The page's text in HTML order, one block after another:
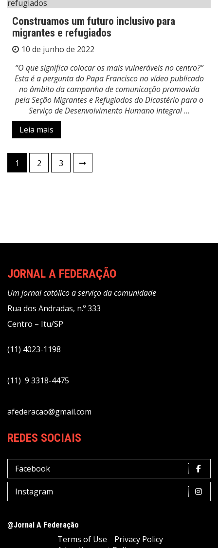
Construamos um futuro inclusivo para
migrantes e refugiados
10 de junho de 2022
“O que significa colocar os mais vulneráveis no centro?”
Esta é a pergunta do Papa Francisco no vídeo publicado
no âmbito da campanha de comunicação promovida
pela Seção Migrantes e Refugiados do Dicastério para o
Serviço de Desenvolvimento Humano Integral…
Leia mais
Paginação
de
1 2 3
JORNAL A FEDERAÇÃO
Um jornal católico a serviço da comunidade
Rua dos Andradas, n.º 333
Centro – Itu/SP
(11) 4023-1198
(11) 9 3318-4475
afederacao@gmail.com
REDES SOCIAIS
Facebook
Instagram
@Jornal A Federação
Terms of Use
Privacy Policy